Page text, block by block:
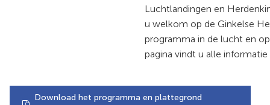
Luchtlandingen en
u welkom op de Ginkelse
programma in de lucht en
pagina vindt u alle
Download het programma en plattegrond